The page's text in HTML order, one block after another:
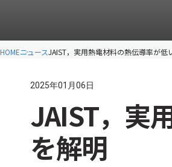
HOMEニュースJAIST，実用熱電材料の熱伝導率が低
2025年01月06日
JAIST，実
を解明